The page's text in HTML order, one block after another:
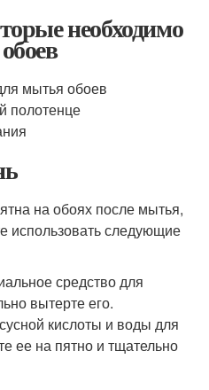
необходимо
мытья обоев
полотенце
на обоях после мытья,
использовать следующие
средство для
вытерте его.
кислоты и воды для
ее на пятно и тщательно